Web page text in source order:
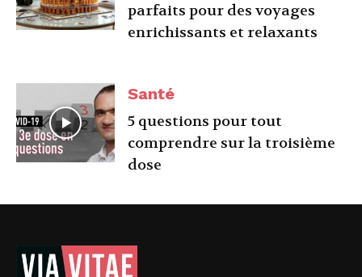
parfaits pour des voyages
enrichissants et relaxants
Santé
5 questions pour tout
comprendre sur la troisième
dose